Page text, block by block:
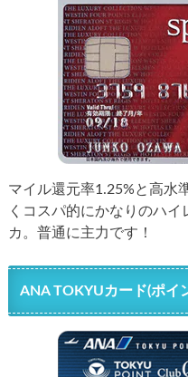
マイル還元率1.25%と高水
くコスパ的にかなりのハ
カ。普通に主力です！
ANA TOKYUカード(ポイ